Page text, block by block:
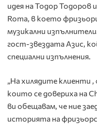
идея на Тодор Тодоров
Roma, в което
музикални
гост-звездата Азис,
специални изпълнения.
„На хилядите клиенти
които се довериха на
ви обещавам, че ние
историята на